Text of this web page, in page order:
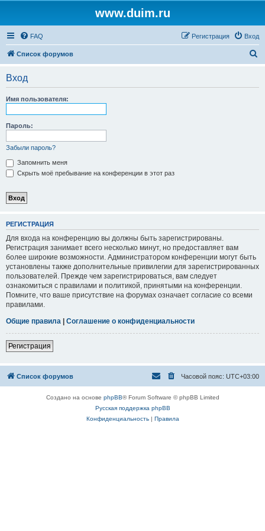
www.duim.ru
FAQ Вход
Регистрация
Список форумов
Вход
Имя пользователя:
Пароль:
Забыли пароль?
Запомнить меня
Скрыть моё пребывание на конференции в этот раз
РЕГИСТРАЦИЯ
Для входа на конференцию вы должны быть зарегистрированы.
Регистрация занимает всего несколько минут, но предоставляет вам
более широкие возможности. Администратором конференции могут быть
установлены также дополнительные привилегии для зарегистрированных
пользователей. Прежде чем зарегистрироваться, вам следует
ознакомиться с правилами и политикой, принятыми на конференции.
Помните, что ваше присутствие на форумах означает согласие со всеми
правилами.
Общие правила | Соглашение о конфиденциальности
Регистрация
Список форумов Часовой пояс: UTC+03:00
Создано на основе phpBB® Forum Software © phpBB Limited
Русская поддержка phpBB
Конфиденциальность| Правила